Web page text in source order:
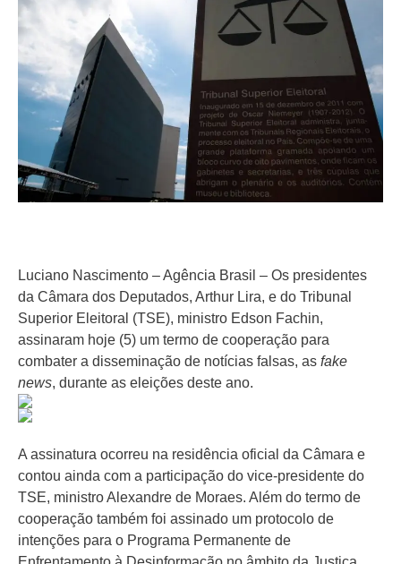
Luciano Nascimento – Agência Brasil – Os presidentes
da Câmara dos Deputados, Arthur Lira, e do Tribunal
Superior Eleitoral (TSE), ministro Edson Fachin,
assinaram hoje (5) um termo de cooperação para
combater a disseminação de notícias falsas, as fake
news, durante as eleições deste ano.
A assinatura ocorreu na residência oficial da Câmara e
contou ainda com a participação do vice-presidente do
TSE, ministro Alexandre de Moraes. Além do termo de
cooperação também foi assinado um protocolo de
intenções para o Programa Permanente de